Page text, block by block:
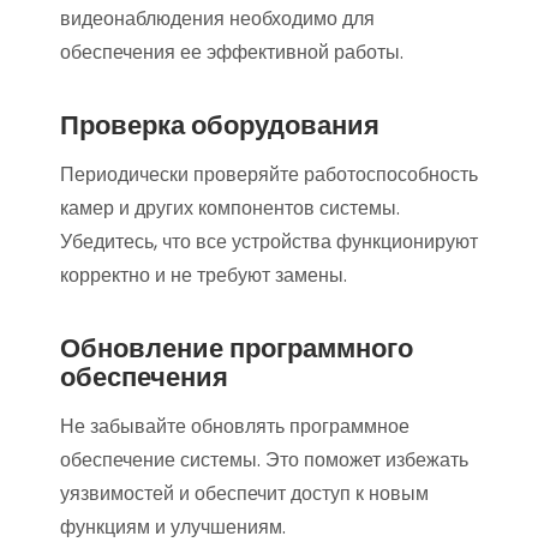
видеонаблюдения необходимо для
обеспечения ее эффективной работы.
Проверка оборудования
Периодически проверяйте работоспособность
камер и других компонентов системы.
Убедитесь, что все устройства функционируют
корректно и не требуют замены.
Обновление программного
обеспечения
Не забывайте обновлять программное
обеспечение системы. Это поможет избежать
уязвимостей и обеспечит доступ к новым
функциям и улучшениям.